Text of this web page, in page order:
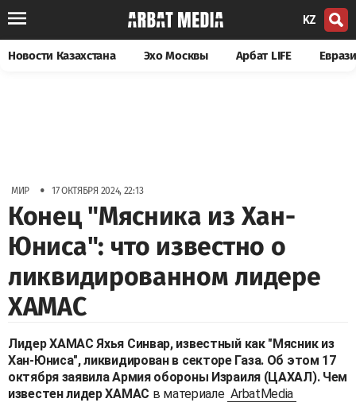
KZ
Новости Казахстана Эхо Москвы Арбат LIFE
МИР • 17 ОКТЯБРЯ 2024, 22:13
Конец "Мясника из Хан-
Юниса": что известно о
ликвидированном лидере
ХАМАС
Лидер ХАМАС Яхья Синвар, известный как "Мясник из
Хан-Юниса", ликвидирован в секторе Газа. Об этом 17
октября заявила Армия обороны Израиля (ЦАХАЛ). Чем
известен лидер ХАМАС в материале ArbatMedia